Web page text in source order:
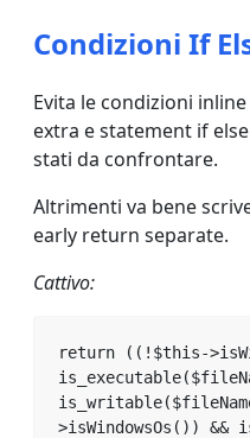
Condizioni If
Evita le condizioni
extra e statement if
stati da confrontare.
Altrimenti va bene
early return separate.
Cattivo:
return ((!$this-
>isWindowsOs())